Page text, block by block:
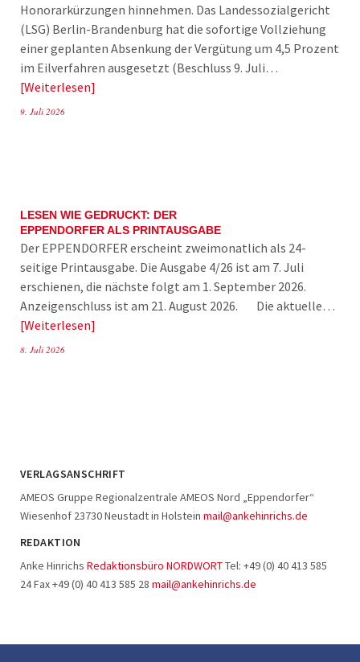
Honorarkürzungen hinnehmen. Das Landessozialgericht
(LSG) Berlin-Brandenburg hat die sofortige Vollziehung
einer geplanten Absenkung der Vergütung um 4,5 Prozent
im Eilverfahren ausgesetzt (Beschluss 9. Juli…
Weiterlesen
9. Juli 2026
LESEN WIE GEDRUCKT: DER
EPPENDORFER ALS PRINTAUSGABE
Der EPPENDORFER erscheint zweimonatlich als 24-
seitige Printausgabe. Die Ausgabe 4/26 ist am 7. Juli
erschienen, die nächste folgt am 1. September 2026.
Anzeigenschluss ist am 21. August 2026. Die aktuelle…
Weiterlesen
8. Juli 2026
VERLAGSANSCHRIFT
AMEOS Gruppe Regionalzentrale AMEOS Nord „Eppendorfer“
Wiesenhof 23730 Neustadt in Holstein mail@ankehinrichs.de
REDAKTION
Anke Hinrichs Redaktionsbüro NORDWORTTel: +49 (0) 40 413 585
24 Fax +49 (0) 40 413 585 28 mail@ankehinrichs.de